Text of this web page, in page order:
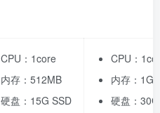
CPU：1core
内存：512MB
硬盘：15G SSD
CPU：
内存：1GB
硬盘：